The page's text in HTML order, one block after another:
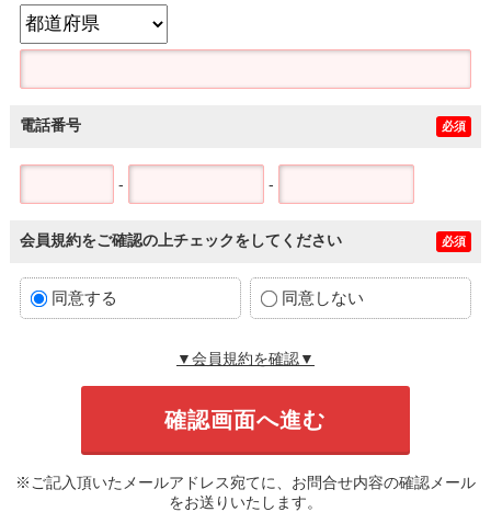
電話番号 必須
- -
会員規約をご確認の上チェックをしてください 必須
同意する 同意しない
▼会員規約を確認▼
※ご記入頂いたメールアドレス宛てに、お問合せ内容の確認メール
をお送りいたします。